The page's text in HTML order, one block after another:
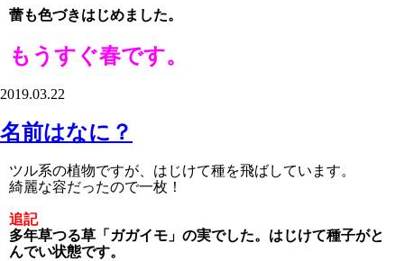
蕾も色づきはじめました。
もうすぐ春です。
2019.03.22
名前はなに？
ツル系の植物ですが、はじけて種を飛ばしています。
綺麗な容だったので一枚！
追記
多年草つる草「ガガイモ」の実でした。はじけて種子がと
んでい状態です。